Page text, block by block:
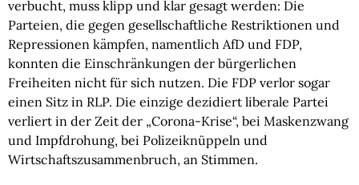
verbucht, muss klipp und klar gesagt werden: Die
Parteien, die gegen gesellschaftliche Restriktionen und
Repressionen kämpfen, namentlich AfD und FDP,
konnten die Einschränkungen der bürgerlichen
Freiheiten nicht für sich nutzen. Die FDP verlor sogar
einen Sitz in RLP. Die einzige dezidiert liberale Partei
verliert in der Zeit der „Corona-Krise“, bei Maskenzwang
und Impfdrohung, bei Polizeiknüppeln und
Wirtschaftszusammenbruch, an Stimmen.